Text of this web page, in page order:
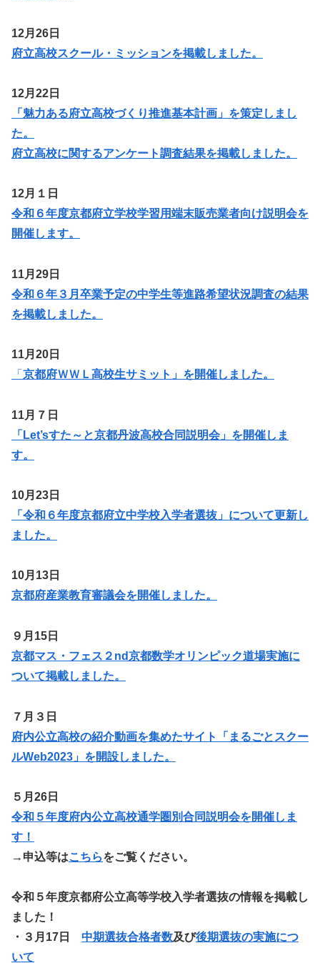
12月26日
府立高校スクール・ミッションを掲載しました。
12月22日
「魅力ある府立高校づくり推進基本計画」を策定しまし
た。
府立高校に関するアンケート調査結果を掲載しました。
12月１日
令和６年度京都府立学校学習用端末販売業者向け説明会を
開催します。
11月29日
令和６年３月卒業予定の中学生等進路希望状況調査の結果
を掲載しました。
11月20日
「 京都府ＷＷＬ高校生サミット」を開催しました。
11月７日
「Let’sすた～と京都丹波高校合同説明会」を開催しま
す。
10月23日
「令和６年度京都府立中学校入学者選抜」について更新し
ました。
10月13日
京都府産業教育審議会を開催しました。
９月15日
京都マス・フェス２nd京都数学オリンピック道場実施に
ついて掲載しました。
７月３日
府内公立高校の紹介動画を集めたサイト「まるごとスクー
ルWeb2023」を開設しました。
５月26日
令和５年度府内公立高校通学圏別合同説明会を開催しま
す！
→申込等はこちらをご覧ください。
令和５年度京都府公立高等学校入学者選抜の情報を掲載し
ました！
・ ３月17日 中期選抜合格者数及び後期選抜の実施につ
いて